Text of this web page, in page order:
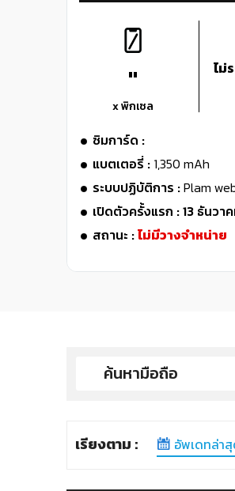
"
x พิกเซล
ไม่
ซิมการ์ด :
แบตเตอรี่ : 1,350 mAh
ระบบปฏิบัติการ :Plam
เปิดตัวครั้งแรก : 13 ธันวา
สถานะ :ไม่มีวางจำหน่าย
เรียงตาม : อัพเดทล่า